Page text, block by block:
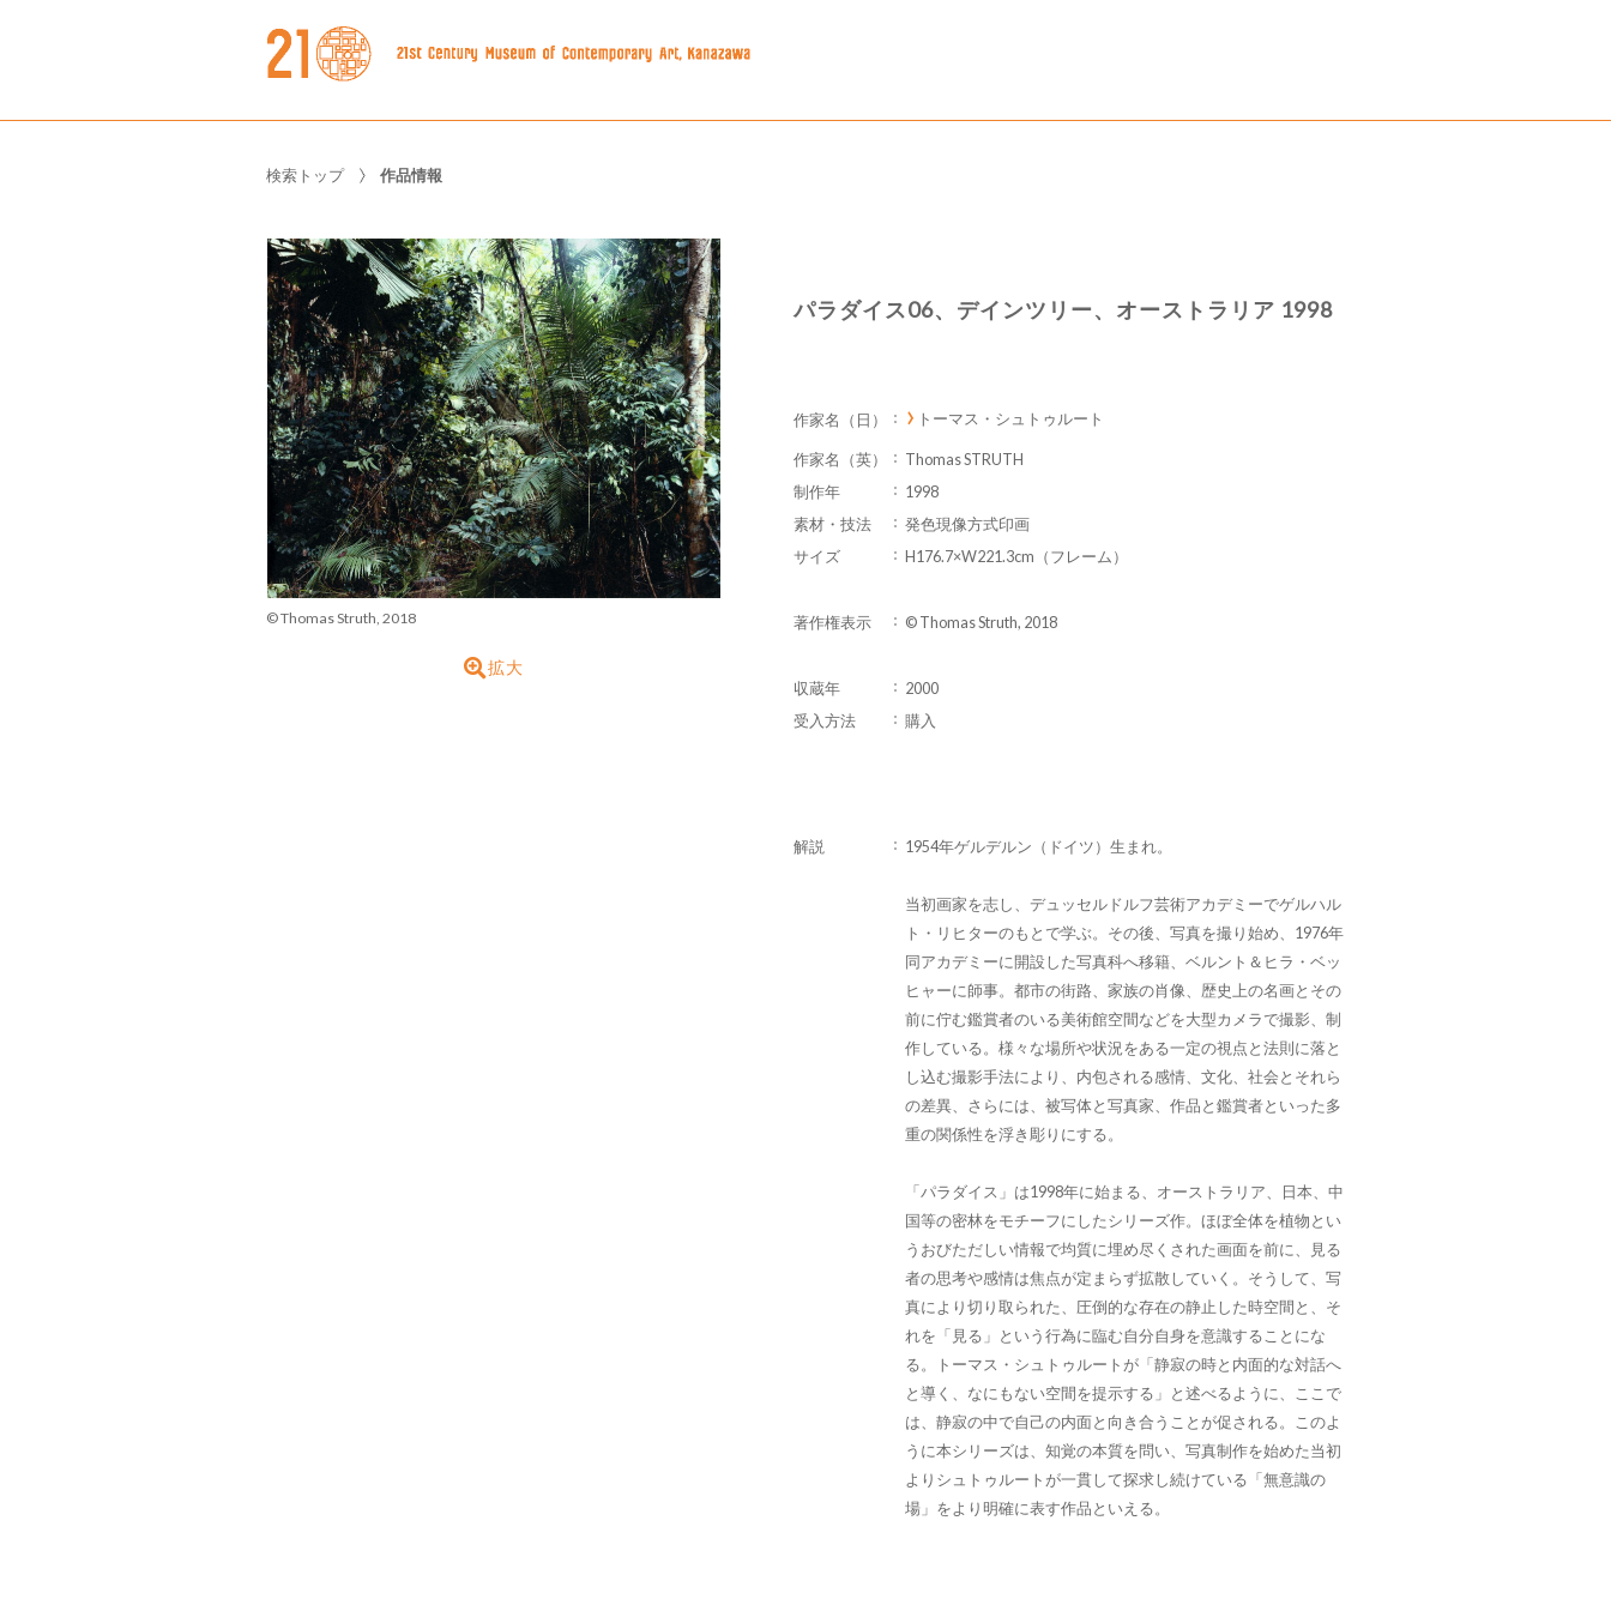
検索トップ 作品情報
© Thomas Struth, 2018
拡大
パラダイス06、デインツリー、オーストラリア 1998
作家名（日） トーマス・シュトゥルート
作家名（英）
Thomas STRUTH
制作年
1998
素材・技法
発色現像方式印画
サイズ
H176.7×W221.3cm（フレーム）
著作権表示 © Thomas Struth, 2018
収蔵年
2000
受入方法
購入
解説 1954年ゲルデルン（ドイツ）生まれ。
当初画家を志し、デュッセルドルフ芸術アカデミーでゲルハル
ト・リヒターのもとで学ぶ。その後、写真を撮り始め、1976年
同アカデミーに開設した写真科へ移籍、ベルント＆ヒラ・ベッ
ヒャーに師事。都市の街路、家族の肖像、歴史上の名画とその
前に佇む鑑賞者のいる美術館空間などを大型カメラで撮影、制
作している。様々な場所や状況をある一定の視点と法則に落と
し込む撮影手法により、内包される感情、文化、社会とそれら
の差異、さらには、被写体と写真家、作品と鑑賞者といった多
重の関係性を浮き彫りにする。
「パラダイス」は1998年に始まる、オーストラリア、日本、中
国等の密林をモチーフにしたシリーズ作。ほぼ全体を植物とい
うおびただしい情報で均質に埋め尽くされた画面を前に、見る
者の思考や感情は焦点が定まらず拡散していく。そうして、写
真により切り取られた、圧倒的な存在の静止した時空間と、そ
れを「見る」という行為に臨む自分自身を意識することにな
る。トーマス・シュトゥルートが「静寂の時と内面的な対話へ
と導く、なにもない空間を提示する」と述べるように、ここで
は、静寂の中で自己の内面と向き合うことが促される。このよ
うに本シリーズは、知覚の本質を問い、写真制作を始めた当初
よりシュトゥルートが一貫して探求し続けている「無意識の
場」をより明確に表す作品といえる。